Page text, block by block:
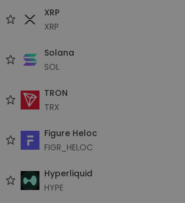
XRP
XRP
Solana
SOL
TRON
TRX
Figure Heloc
FIGR_HELOC
Hyperliquid
HYPE